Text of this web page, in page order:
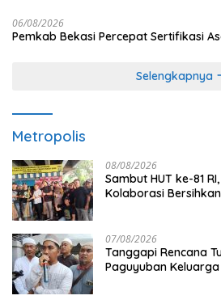
06/08/2026
Pemkab Bekasi Percepat Sertifikasi
Selengkapnya
Metropolis
08/08/2026
Sambut HUT ke-81
Kolaborasi
07/08/2026
Tanggapi Rencana
Paguyuban